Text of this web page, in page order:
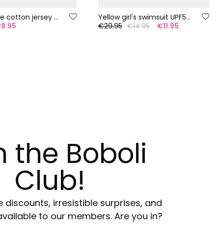
Girl?s white cotton jersey T-shirt
Yellow girl's swimsuit UPF50+
€29.95 €14.95 €11.95
the Boboli
Club!
discounts, irresistible surprises, and
to our members. Are you in?